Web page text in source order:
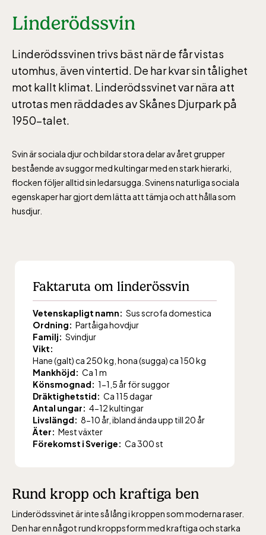
Linderödssvin
Linderödssvinen trivs bäst när de får vistas
utomhus, även vintertid. De har kvar sin tålighet
mot kallt klimat. Linderödssvinet var nära att
utrotas men räddades av Skånes Djurpark på
1950-talet.
Svin är sociala djur och bildar stora delar av året grupper
bestående av suggor med kultingar med en stark hierarki,
flocken följer alltid sin ledarsugga. Svinens naturliga sociala
egenskaper har gjort dem lätta att tämja och att hålla som
husdjur.
Faktaruta om linderössvin
Vetenskapligt namn: Sus scrofa domestica
Ordning: Partåiga hovdjur
Familj: Svindjur
Vikt:
Hane (galt) ca 250 kg, hona (sugga) ca 150 kg
Mankhöjd: Ca 1 m
Könsmognad: 1-1,5 år för suggor
Dräktighetstid: Ca 115 dagar
Antal ungar: 4-12 kultingar
Livslängd: 8-10 år, ibland ända upp till 20 år
Äter: Mest växter
Förekomst i Sverige: Ca 300 st
Rund kropp och kraftiga ben
Linderödssvinet är inte så lång i kroppen som moderna raser.
Den har en något rund kroppsform med kraftiga och starka